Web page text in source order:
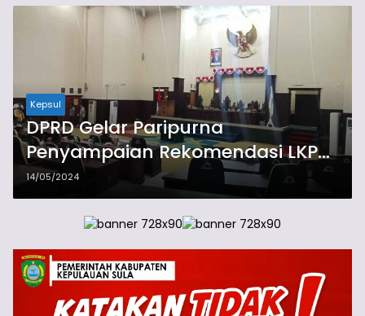
Kepsul
DPRD Gelar Paripurna
Penyampaian Rekomendasi LKPJ
Bupati Tahun 2023
14/05/2024